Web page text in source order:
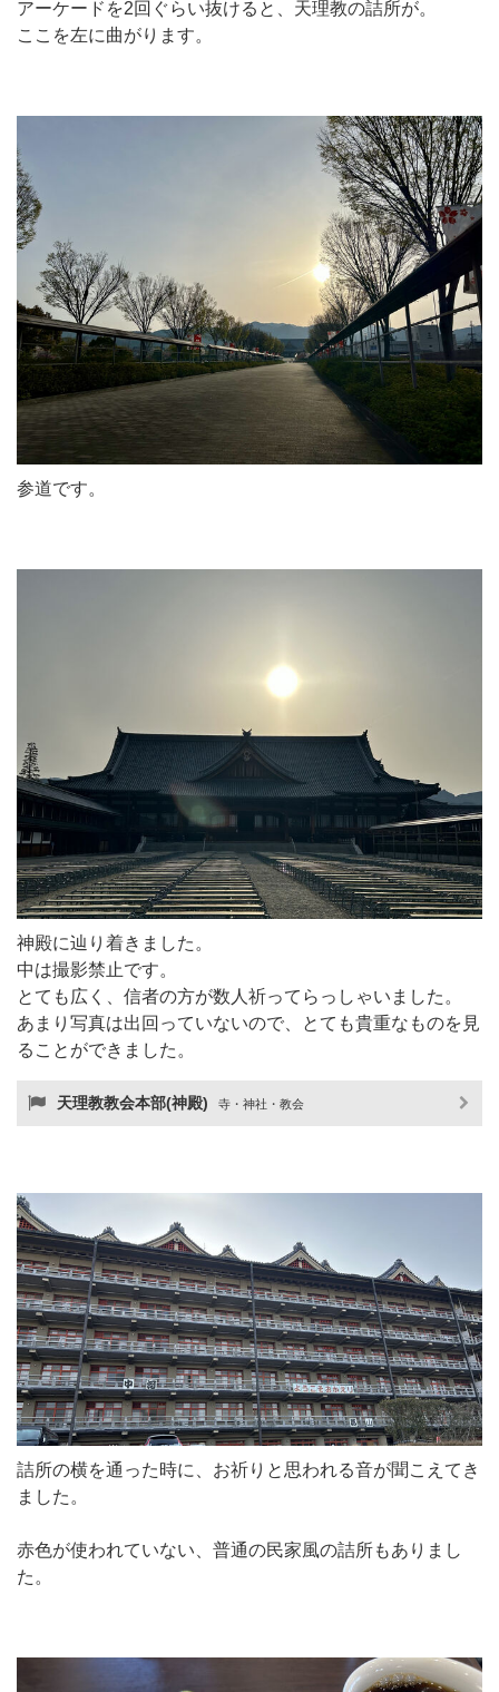
アーケードを2回ぐらい抜けると、天理教の詰所が。
ここを左に曲がります。
参道です。
神殿に辿り着きました。
中は撮影禁止です。
とても広く、信者の方が数人祈ってらっしゃいました。
あまり写真は出回っていないので、とても貴重なものを見
ることができました。
天理教教会本部(神殿) 寺・神社・教会
詰所の横を通った時に、お祈りと思われる音が聞こえてき
ました。
赤色が使われていない、普通の民家風の詰所もありまし
た。